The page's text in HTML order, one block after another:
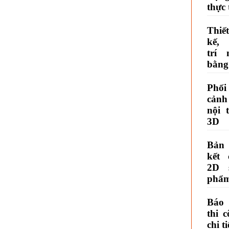
thực
Thiết
kế,
trí
bằng
Phối
cảnh
nội
3D
kết
2D
Báo
thi
chi